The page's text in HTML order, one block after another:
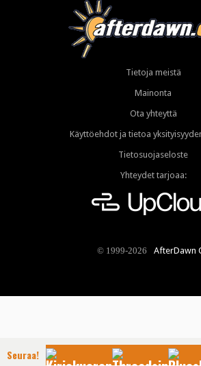
Tietoja meistä
Mainonta
Ota yhteyttä
Käyttöehdot ja tietoa
Tietosuojaseloste
Yhteydet tarjoaa:
© 1999-2026 AfterDawn
Seuraa!